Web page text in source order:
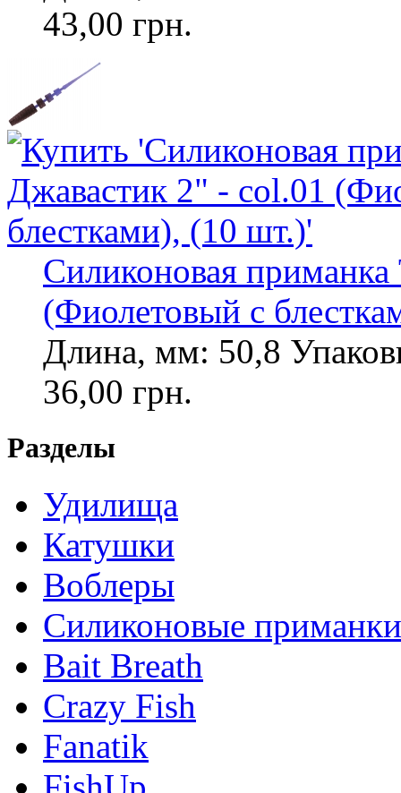
43,00 грн.
Силиконовая
(Фиолетовый с
Длина, мм: 50,8
36,00 грн.
Разделы
Удилища
Катушки
Воблеры
Силиконовые приманки
Bait Breath
Crazy Fish
Fanatik